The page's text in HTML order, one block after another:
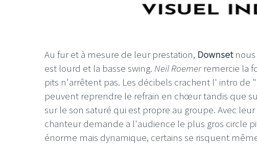
Au fur et à mesure de leur prestation, Downsetnous
est lourd et la basse swing. Neil Roemerremercie la
pits n'arrêtent pas. Les décibels crachent l' intro de
peuvent reprendre le refrain en chœur tandis que
sur le son saturé qui est propre au groupe. Avec
chanteur demande a l'audience le plus gros circle
énorme mais dynamique, certains se risquent